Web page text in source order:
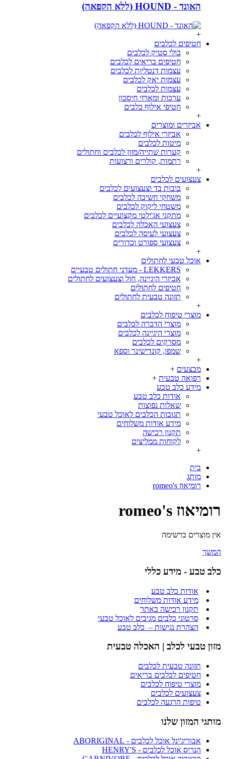
האונד - HOUND (ללא הקפאה)
+
חטיפים לכלבים
בולי סטיק לכלבים
חטיפים בריאים לכלבים
עצמות דנטליות לכלבים
עצמות יאק לכלבים
עצמות לכלבים
ערכות ומארזי חיסכון
חטיפי אילוף כלבים
+
אביזרים ומוצרים
אביזרי אילוף לכלבים
מיטות לכלבים
קערות שתייה/מזון לכלבים וחתולים
רתמות, קולרים ורצועות
+
צעצועים לכלבים
בובות בד וצעצועים לכלבים
משחקי חשיבה לכלבים
משטחי ליקוק לכלבים
מתקני אג'ילטי מקצועיים לכלבים
צעצועי האכלה לכלבים
צעצועי לעיסה לכלבים
צעצועי ספורט וכדורים
+
אוכל טבעי לחתולים
LEKKERS - מעדני חתולים טבעיים
אביזרי היגיינה, חול וצעצועים לחתולים
חטיפים לחתולים
תזונה טבעית לחתולים
+
מוצרי טיפוח לכלבים
מוצרי הדברה לכלבים
מוצרי היגיינה לכלבים
מסרקים לכלבים
שמפו, קונדישינר וספא
+
מבצעים +
רפואה טבעית +
מידע כלב טבע
אודות כלב טבע
שאלות נפוצות
תגובות הכלבים לאוכל טבעי
מידע אודות משלוחים
תקנון רכישה
לקוחות ממליצים
+
בית
מותג
רומיאוז romeo's
רומיאוז romeo's
אין מוצרים ברשימה
המשך
כלב טבע - מידע כללי
אודות כלב טבע
מידע אודות משלוחים
תקנון רכישה באתר
סרטוני כלבים מגיבים לאוכל טבעי
הצהרת נגישות – כלב טבע
מזון טבעי לכלב | האכלה טבעית
תזונה טבעית לכלבים
חטיפים לכלבים בריאים
מוצרי טיפוח לכלבים
צעצועים לכלבים
טיפות הרגעה לכלבים
מותגי המזון שלנו
אבוריג'ינל אוכל לכלבים - ABORIGINAL
הנריס אוכל לכלבים - HENRY'S